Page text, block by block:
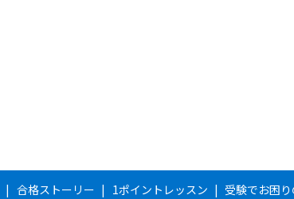
合格ストーリー 1ポイントレッスン 受験でお困